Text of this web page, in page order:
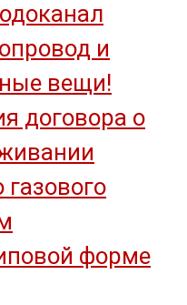
и
вещи!
договора о
форме